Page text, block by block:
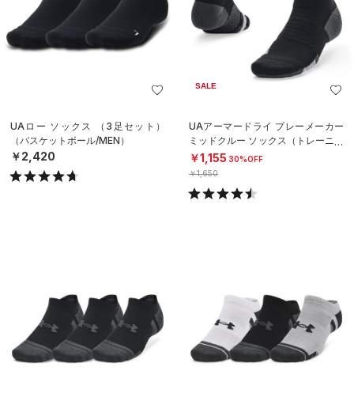
UAロー ソックス （3足セット）
（バスケットボール/MEN）
￥2,420
SALE
UAアーマードライ プレーメーカー
ミッドクルー ソックス（トレーニン
グ/UNISEX）
￥1,155 30%OFF
￥1,650